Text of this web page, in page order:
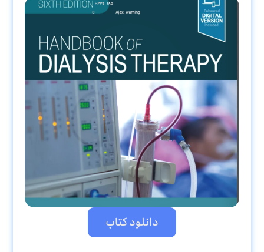
دانلود کتاب